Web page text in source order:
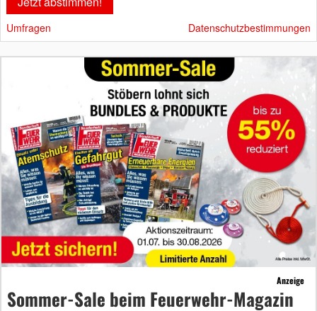
Umfragen Datenschutzbestimmungen
Anzeige
Sommer-Sale beim Feuerwehr-Magazin